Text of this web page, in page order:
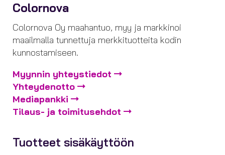
Colornova
Colornova Oy maahantuo, myy ja markkinoi
maailmalla tunnettuja merkkituotteita kodin
kunnostamiseen.
Myynnin yhteystiedot
Yhteydenotto
Mediapankki
Tilaus- ja toimitusehdot
Tuotteet sisäkäyttöön